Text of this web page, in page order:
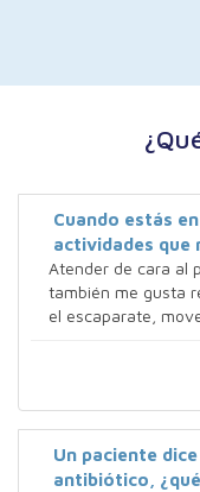
Cuando estás
actividades que
Atender de cara al
también me gusta
el escaparate,
Un paciente
antibiótico,